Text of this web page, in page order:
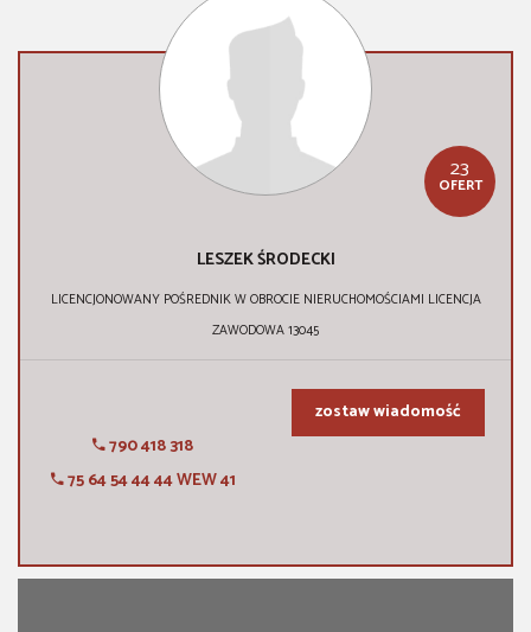
23
OFERT
LESZEK ŚRODECKI
LICENCJONOWANY POŚREDNIK W OBROCIE NIERUCHOMOŚCIAMI LICENCJA
ZAWODOWA 13045
790 418 318
75 64 54 44 44 WEW 41
zostaw wiadomość